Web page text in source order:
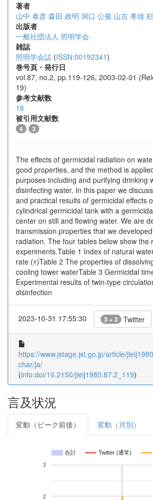
著者
山中 泰彦 森田 政明 洞口 公俊 山吉 孝雄
出版者
一般社団法人 照明学会
雑誌
照明学会誌 (ISSN:00192341)
巻号頁・発行日
vol.87, no.2, pp.119-126, 2003-02-01
19)
参考文献数
18
被引用文献数
4 3
The effects of germicidal radiation on
good properties, and the method is
purposes including and purifying drinking
disinfecting water. In this paper we
and practical results of germicidal effects
cylindrical germicidal tank with a
center on still and flowing water. We are
transmission properties that we
radiation. The four tables below show the
experiments.Table 1 Index of natural
rate (τ)Table 2 The properties of
cooling tower waterTable 3 Germicidal
Experimental results of twin-type
disinfection
2023-10-31 17:55:30 3 + 3 Twitter
https://www.jstage.jst.go.jp/article/
char/ja/
(info:doi/10.2150/jieij1980.87.2_119)
言及状況
変動（ピーク前後） 変動（月別）
合計 Twitter (通常)
2
3